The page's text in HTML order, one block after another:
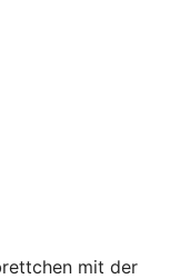
mit der